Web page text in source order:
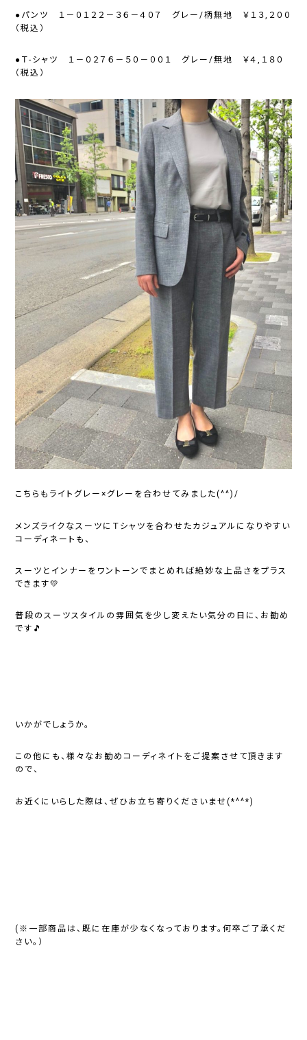
●パンツ １－０１２２－３６－４０７ グレー/柄無地 ￥１３,２００
（税込）
●Ｔ-シャツ １－０２７６－５０－００１ グレー/無地 ￥４,１８０
（税込）
こちらもライトグレー×グレーを合わせてみました(^^)/
メンズライクなスーツにＴシャツを合わせたカジュアルになりやすい
コーディネートも、
スーツとインナーをワントーンでまとめれば絶妙な上品さをプラス
できます💛
普段のスーツスタイルの雰囲気を少し変えたい気分の日に、お勧め
です🎵
いかがでしょうか。
この他にも、様々なお勧めコーディネイトをご提案させて頂きます
ので、
お近くにいらした際は、ぜひお立ち寄りくださいませ(*^^*)
(※一部商品は、既に在庫が少なくなっております。何卒ご了承くだ
さい。）